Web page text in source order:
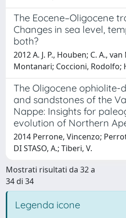
The Eocene–Oligocene
Changes in sea level,
both?
2012 A. J. P., Houben; C. A.,
Montanari; Coccioni, Rodolfo;
The Oligocene ophiolite-
and sandstones of the
Nappe: Insights for
evolution of Northern
2014 Perrone, Vincenzo;
DI STASO, A.; Tiberi, V.
Mostrati risultati da 32 a
34 di 34
Legenda icone